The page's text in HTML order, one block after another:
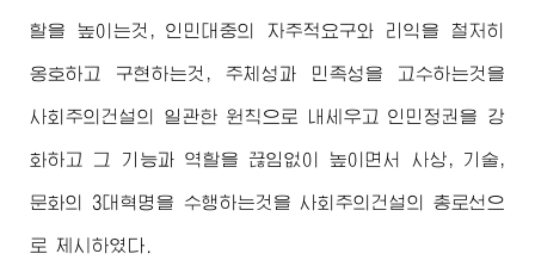
할을 높이는것, 인민대중의 자주적요구와 리익을 철저히
옹호하고 구현하는것, 주체성과 민족성을 고수하는것을
사회주의건설의 일관한 원칙으로 내세우고 인민정권을 강
화하고 그 기능과 역할을 끊임없이 높이면서 사상, 기술,
문화의 3대혁명을 수행하는것을 사회주의건설의 총로선으
로 제시하였다.